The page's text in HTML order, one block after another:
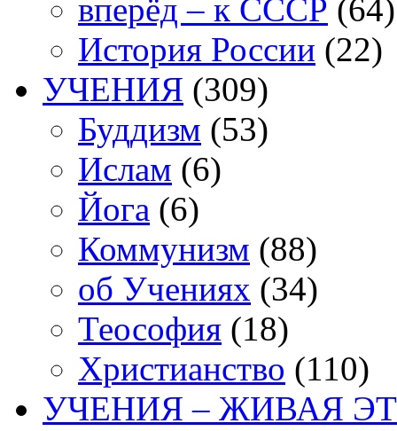
вперёд – к СССР (64)
История России (22)
УЧЕНИЯ (309)
Буддизм (53)
Ислам (6)
Йога (6)
Коммунизм (88)
об Учениях (34)
Теософия (18)
Христианство (110)
УЧЕНИЯ – ЖИВАЯ